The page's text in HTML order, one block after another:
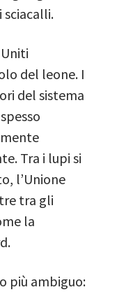
del leone. I
del sistema
Tra i lupi si
l’Unione
tra gli
la
più ambiguo: